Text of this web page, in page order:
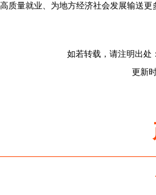
质量就业、为地方经济社会发展输送
如若转载，请注明出
更新